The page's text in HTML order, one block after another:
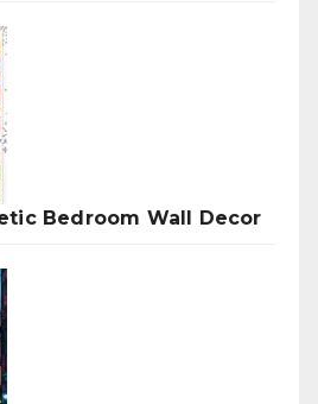
Bedroom Wall Decor